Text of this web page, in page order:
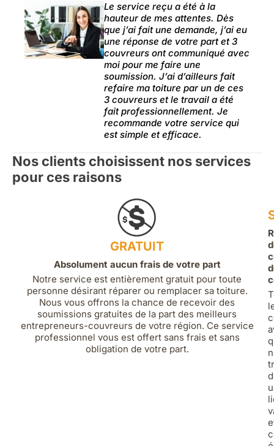
Le service reçu a été à la
hauteur de mes attentes. Dès
que j’ai fait une demande, j’ai eu
une réponse de votre part et 3
couvreurs ont communiqué avec
moi pour me faire une
soumission. J’ai d’ailleurs fait
refaire ma toiture par un de ces
3 couvreurs et le travail a été
fait professionnellement. Je
recommande votre service qui
est simple et efficace.
Nos clients choisissent nos services
pour ces raisons
GRATUIT
Absolument aucun frais de votre part
Notre service est entièrement gratuit pour toute
personne désirant réparer ou remplacer sa toiture.
Nous vous offrons la chance de recevoir des
soumissions gratuites de la part des meilleurs
entrepreneurs-couvreurs de votre région. Ce service
professionnel vous est offert sans frais et sans
obligation de votre part.